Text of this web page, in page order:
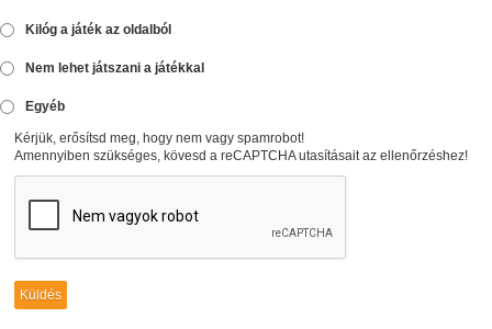
Kilóg a játék az oldalból
Nem lehet játszani a játékkal
Egyéb
Kérjük, erősítsd meg, hogy nem vagy spamrobot!
Amennyiben szükséges, kövesd a reCAPTCHA utasításait az ellenőrzéshez!